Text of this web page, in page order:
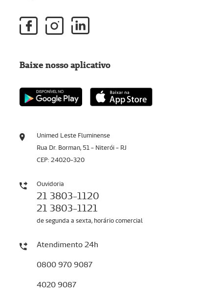
Unimed Leste Fluminense
Rua Dr. Borman, 51 - Niterói - RJ
CEP: 24020-320
Ouvidoria
21 3803-1120
21 3803-1121
de segunda a sexta, horário comercial
Atendimento 24h
0800 970 9087
4020 9087
Baixe nosso aplicativo